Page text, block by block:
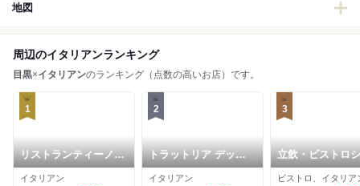
地図
周辺のイタリアンランキング
目黒×イタリアンのランキング（点数の高いお店）です。
1
リストランティーノ
ルベロ
イタリアン
2
トラットリア デッラ
ランテルナ マジカ
イタリアン
3
立飲・ビストロ
サンテ